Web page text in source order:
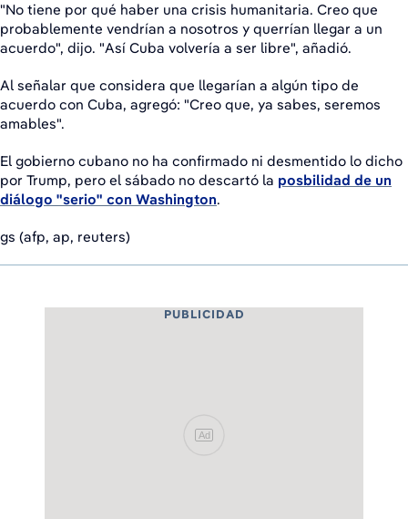
"No tiene por qué haber una crisis humanitaria. Creo que
probablemente vendrían a nosotros y querrían llegar a un
acuerdo", dijo. "Así Cuba volvería a ser libre", añadió.
Al señalar que considera que llegarían a algún tipo de
acuerdo con Cuba, agregó: "Creo que, ya sabes, seremos
amables".
El gobierno cubano no ha confirmado ni desmentido lo dicho
por Trump, pero el sábado no descartó la posbilidad de un
diálogo "serio" con Washington.
gs (afp, ap, reuters)
PUBLICIDAD
Ad